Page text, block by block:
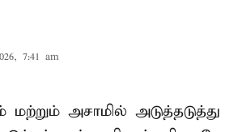
7:41 am
மற்றும் அசாமில் அடுத்தடுத்து